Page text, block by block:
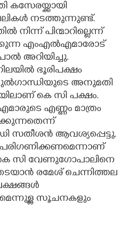
കസേരയ്ക്കായി
നടത്തുന്നുണ്ട്.
നിന്ന് പിന്മാറില്ലെന്ന്
എംഎൽഎമാരോട്
അറിയിച്ചു.
ഭൂരിപക്ഷം
അനുമതി
കെ സി പക്ഷം.
എണ്ണം മാത്രം
സതീശൻ ആവശ്യപ്പെട്ടു.
സി വേണുഗോപാലിനെ
രമേശ് ചെന്നിത്തല
സൂചനകളും